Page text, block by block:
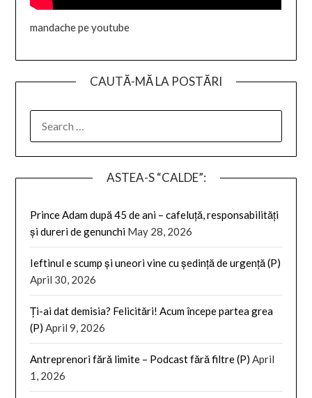
mandache pe youtube
CAUTĂ-MĂ LA POSTĂRI
FOR:
ASTEA-S “CALDE”:
Prince Adam după 45 de ani – cafeluță, responsabilități
și dureri de genunchi May 28, 2026
Ieftinul e scump și uneori vine cu ședință de urgență (P)
April 30, 2026
Ți-ai dat demisia? Felicitări! Acum începe partea grea
(P) April 9, 2026
Antreprenori fără limite – Podcast fără filtre (P) April
1, 2026